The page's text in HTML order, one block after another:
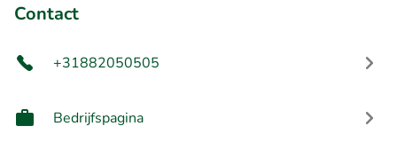
Contact
+31882050505
Bedrijfspagina